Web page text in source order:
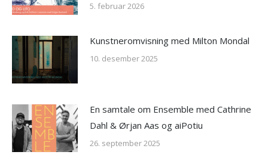
5. februar 2026
Kunstneromvisning med Milton Mondal
10. desember 2025
En samtale om Ensemble med Cathrine
Dahl & Ørjan Aas og aiPotiu
26. september 2025